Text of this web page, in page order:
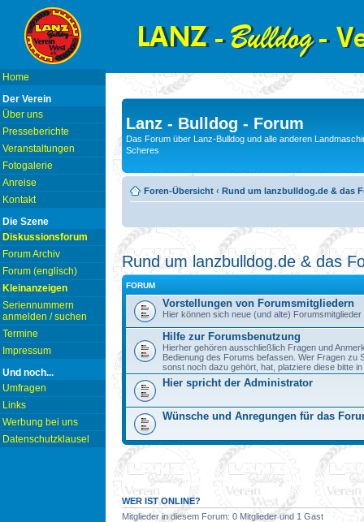
Home
Der Verein
Über uns
Presseberichte
Veranstaltungen
Fotogalerie
Anreise
Kontakt
Die Szene
Diskussionsforum
Forum Archiv
Forum (englisch)
Kleinanzeigen
Seriennummern
anmelden / suchen
Termine
Impressum
Und noch...
Umfragen
Links
Werbung bei uns
Datenschutzklausel
Lanz - Bulldog - Forum
Das Forum über Lanz-Bulldog und alle anderen
Scheres
Foren-Übersicht ‹ Rund um lanzbulldog.de & das
Rund um lanzbulldog.de & das
FORUM
Vorstellungen von Forumsmitgliedern
Hier können sich neue (und alte)
Hilfe zur Forumsbenutzung
Hierher gehören ausschließlich Fragen und
Bedienung des Forums befassen. Wer Fragen zu
sonst noch dazu gehört, hat, platziere diese bitte
Hier spricht der Administrator
Wünsche und Anregungen für das
WER IST ONLINE?
Mitglieder in diesem Forum: 0 Mitglieder und 1 Gast